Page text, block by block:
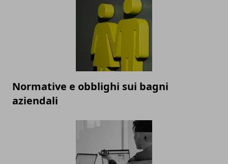
Normative e obblighi sui bagni
aziendali